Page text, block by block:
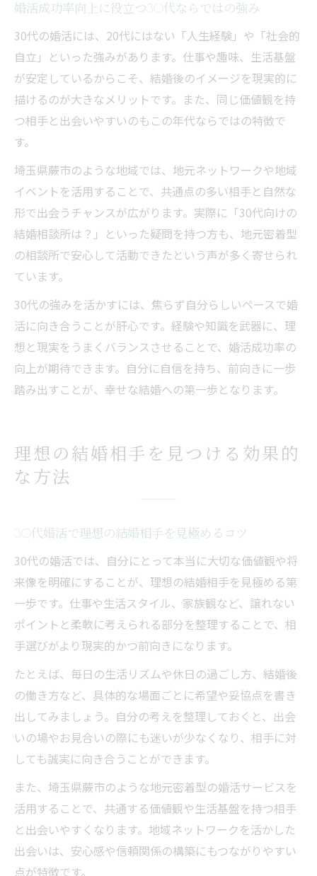
婚活成功率向上に役立つ30代ならではの強み
30代の婚活には、20代にはない「人生経験」や「社会的
自立」といった強みがあります。仕事や趣味、生活基盤
が安定しているからこそ、結婚後のイメージを現実的に
描けるのが大きなメリットです。また、同じ価値観を持
つ相手と出会いやすいのもこの年代ならではの特徴で
す。
埼玉県蕨市のような地域では、地元ネットワークや地域
イベントを活用することで、共通点の多い相手と自然な
形で出会うチャンスが広がります。実際に「30代向けの
結婚相談所は？」といった疑問を持つ方も、地元密着型
の相談所で安心して活動できたという声が多く寄せられ
ています。
30代の強みを活かすには、焦らず自分らしいペースで婚
活に向き合うことが肝心です。経験や知識を武器に、理
想と現実をうまくバランスさせることで、婚活成功率の
向上が期待できます。自分に自信を持ち、前向きに一歩
踏み出すことが、幸せな結婚への第一歩となります。
理想の結婚相手を見つける効果的
な方法
30代婚活で理想の結婚相手を見極めるコツ
30代の婚活では、自分にとって本当に大切な価値観や将
来像を明確にすることが、理想の結婚相手を見極める第
一歩です。仕事や生活スタイル、家族観など、譲れない
ポイントと柔軟に考えられる部分を整理することで、相
手選びがより現実的かつ前向きになります。
たとえば、毎日の生活リズムや休日の過ごし方、結婚後
の働き方など、具体的な場面ごとに希望や妥協点を書き
出してみましょう。自分の考えを整理しておくと、出会
いの場やお見合いの際にも迷いが少なくなり、相手に対
しても誠実に向き合うことができます。
また、埼玉県蕨市のような地元密着型の婚活サービスを
活用することで、共通する価値観や生活基盤を持つ相手
と出会いやすくなります。地域ネットワークを活かした
出会いは、安心感や信頼関係の構築にもつながりやすい
点が特徴です。